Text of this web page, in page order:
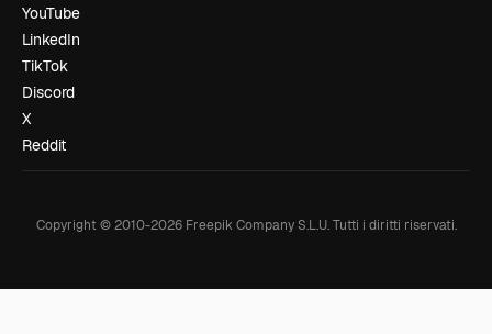
YouTube
LinkedIn
TikTok
Discord
X
Reddit
Copyright © 2010-2026Freepik Company S.L.U. Tutti i diritti riservati.